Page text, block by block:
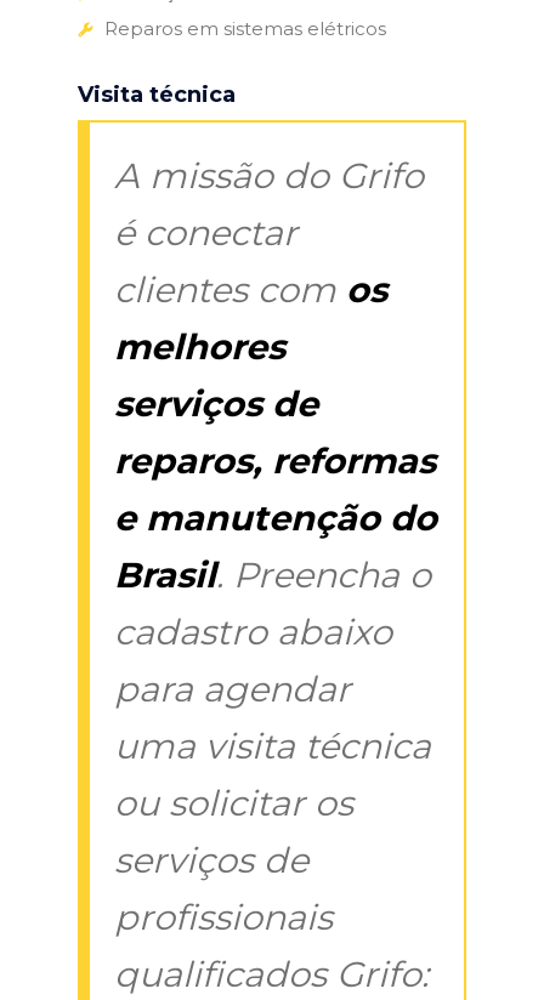
Reparos em sistemas elétricos
Visita técnica
A missão do Grifo
é conectar
clientes com os
melhores
serviços de
reparos, reformas
e manutenção do
Brasil. Preencha o
cadastro abaixo
para agendar
uma visita técnica
ou solicitar os
serviços de
profissionais
qualificados Grifo: